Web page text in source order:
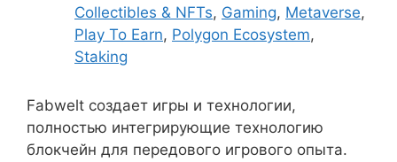
Collectibles & NFTs, Gaming, Metaverse,
Play To Earn, Polygon Ecosystem,
Staking
Fabwelt создает игры и технологии,
полностью интегрирующие технологию
блокчейн для передового игрового опыта.